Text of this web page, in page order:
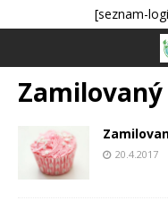
[seznam-
20.4.2017